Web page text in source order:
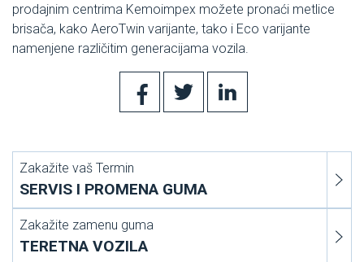
prodajnim centrima Kemoimpex možete pronaći metlice
brisača, kako AeroTwin varijante, tako i Eco varijante
namenjene različitim generacijama vozila.
Zakažite vaš Termin
SERVIS I PROMENA GUMA
Zakažite zamenu guma
TERETNA VOZILA